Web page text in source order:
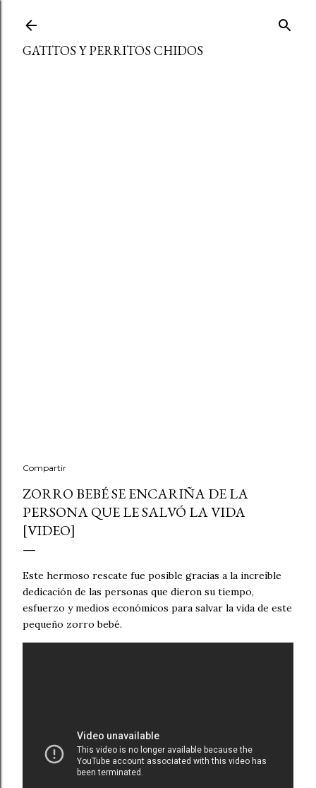
GATITOS Y PERRITOS CHIDOS
Compartir
ZORRO BEBÉ SE ENCARIÑA DE LA
PERSONA QUE LE SALVÓ LA VIDA
[VIDEO]
Este hermoso rescate fue posible gracias a la increíble
dedicación de las personas que dieron su tiempo,
esfuerzo y medios económicos para salvar la vida de este
pequeño zorro bebé.